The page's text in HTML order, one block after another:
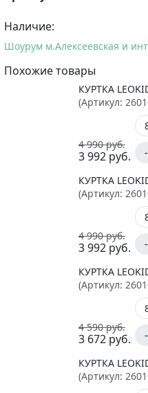
Наличие:
Шоурум м.Алексеевская и
Похожие товары
КУРТКА
(Артикул:
4 990руб.
3 992 руб. -
КУРТКА
(Артикул:
4 990руб.
3 992 руб. -
КУРТКА
(Артикул:
4 590руб.
3 672 руб. -
КУРТКА
(Артикул: